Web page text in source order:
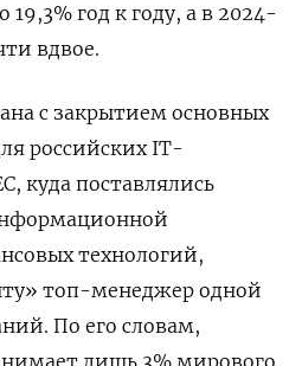
год к году, а в 2024-
вдвое.
с закрытием основных
российских IT-
куда поставлялись
технологий,
топ-менеджер одной
По его словам,